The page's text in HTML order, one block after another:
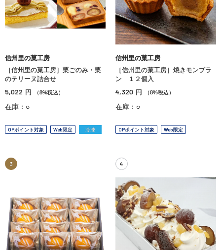
信州里の菓工房
［信州里の菓工房］栗ごのみ・栗
のテリーヌ詰合せ
5,022 円 （8%税込）
在庫：○
OPポイント対象 Web限定 冷凍
信州里の菓工房
［信州里の菓工房］焼きモンブラ
ン １２個入
4,320 円 （8%税込）
在庫：○
OPポイント対象 Web限定
3 4